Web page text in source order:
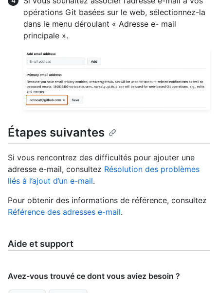
opérations Git basées sur le web, sélectionnez-la
dans le menu déroulant « Adresse e- mail
principale ».
Étapes suivantes
Si vous rencontrez des difficultés pour ajouter une
adresse e-mail, consultez Résolution des problèmes
liés à l’ajout d’un e-mail.
Pour obtenir des informations de référence, consultez
Référence des adresses e-mail.
Aide et support
Avez-vous trouvé ce dont vous aviez besoin ?